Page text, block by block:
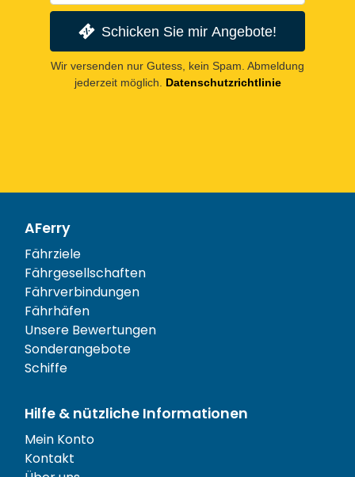
Schicken Sie mir Angebote!
Wir versenden nur Gutess, kein Spam. Abmeldung
jederzeit möglich. Datenschutzrichtlinie
AFerry
Fährziele
Fährgesellschaften
Fährverbindungen
Fährhäfen
Unsere Bewertungen
Sonderangebote
Schiffe
Hilfe & nützliche Informationen
Mein Konto
Kontakt